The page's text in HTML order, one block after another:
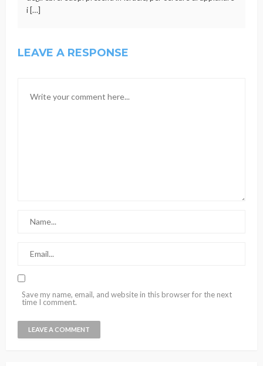
i […]
LEAVE A RESPONSE
Save my name, email, and website in this browser for the next
time I comment.